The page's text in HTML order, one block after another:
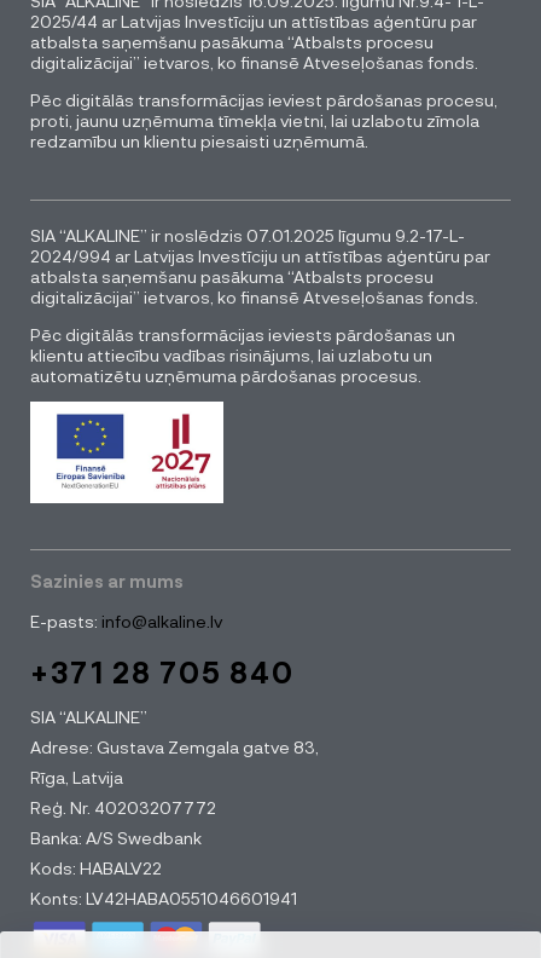
2025/44 ar Latvijas Investīciju un attīstības aģentūru par
atbalsta saņemšanu pasākuma “Atbalsts procesu
digitalizācijai” ietvaros, ko finansē Atveseļošanas fonds.
Pēc digitālās transformācijas ieviest pārdošanas procesu,
proti, jaunu uzņēmuma tīmekļa vietni, lai uzlabotu zīmola
redzamību un klientu piesaisti uzņēmumā.
SIA “ALKALINE” ir noslēdzis 07.01.2025 līgumu 9.2-17-L-
2024/994 ar Latvijas Investīciju un attīstības aģentūru par
atbalsta saņemšanu pasākuma “Atbalsts procesu
digitalizācijai” ietvaros, ko finansē Atveseļošanas fonds.
Pēc digitālās transformācijas ieviests pārdošanas un
klientu attiecību vadības risinājums, lai uzlabotu un
automatizētu uzņēmuma pārdošanas procesus.
Sazinies ar mums
E-pasts: info@alkaline.lv
+371 28 705 840
SIA “ALKALINE”
Adrese: Gustava Zemgala gatve 83,
Rīga, Latvija
Reģ. Nr. 40203207772
Banka: A/S Swedbank
Kods: HABALV22
Konts: LV42HABA0551046601941